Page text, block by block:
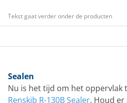
Tekst gaat verder onder de producten
Sealen
Nu is het tijd om het oppervlak
Renskib R-130B Sealer. Houd